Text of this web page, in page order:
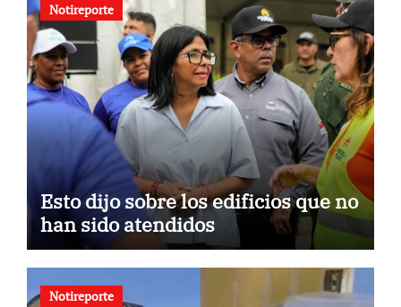
Notireporte
Esto dijo sobre los edificios que no
han sido atendidos
Notireporte